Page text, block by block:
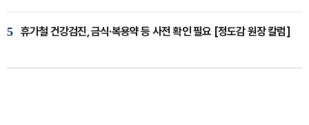
5 휴가철 건강검진, 금식·복용약 등 사전 확인 필요 [정도감 원장 칼럼]